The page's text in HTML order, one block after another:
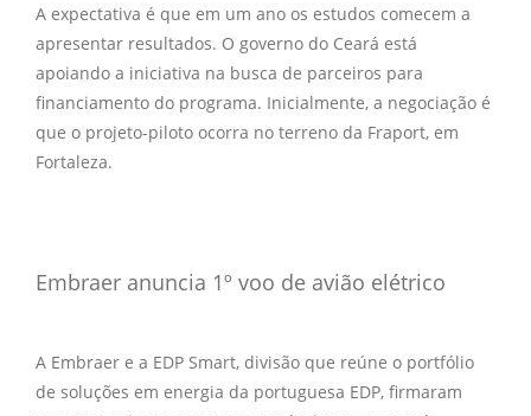
A expectativa é que em um ano os estudos comecem a
apresentar resultados. O governo do Ceará está
apoiando a iniciativa na busca de parceiros para
financiamento do programa. Inicialmente, a negociação é
que o projeto-piloto ocorra no terreno da Fraport, em
Fortaleza.
Embraer anuncia 1º voo de avião elétrico
A Embraer e a EDP Smart, divisão que reúne o portfólio
de soluções em energia da portuguesa EDP, firmaram